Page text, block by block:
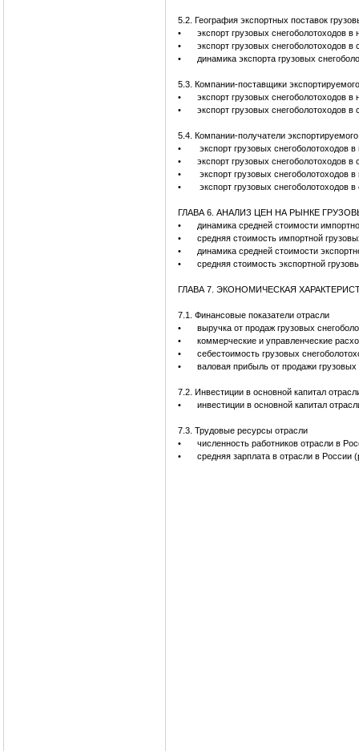
5.2. География экспортных поставок
•
экспорт грузовых снегоболотоходов
•
экспорт грузовых снегоболотоходов
•
динамика экспорта грузовых
5.3. Компании-поставщики
•
экспорт грузовых снегоболотоходов
•
экспорт грузовых снегоболотоходов
5.4. Компании-получатели
•
экспорт грузовых снегоболотоходов
•
экспорт грузовых снегоболотоходов
•
экспорт грузовых снегоболотоходов
•
экспорт грузовых снегоболотоходов
ГЛАВА 6. АНАЛИЗ ЦЕН НА РЫНКЕ
•
динамика средней стоимости
•
средняя стоимость импортной
•
динамика средней стоимости
•
средняя стоимость экспортной
ГЛАВА 7. ЭКОНОМИЧЕСКАЯ
7.1. Финансовые показатели отрасли
•
выручка от продаж грузовых
•
коммерческие и управленческие
•
себестоимость грузовых
•
валовая прибыль от продажи
7.2. Инвестиции в основной капитал
•
инвестиции в основной капитал
7.3. Трудовые ресурсы отрасли
•
численность работников отрасли в
•
средняя зарплата в отрасли в России